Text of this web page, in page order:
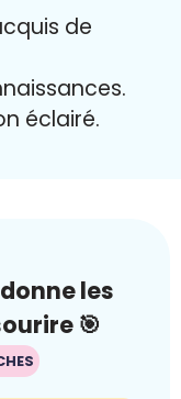
de
éclairé.
les
🎯